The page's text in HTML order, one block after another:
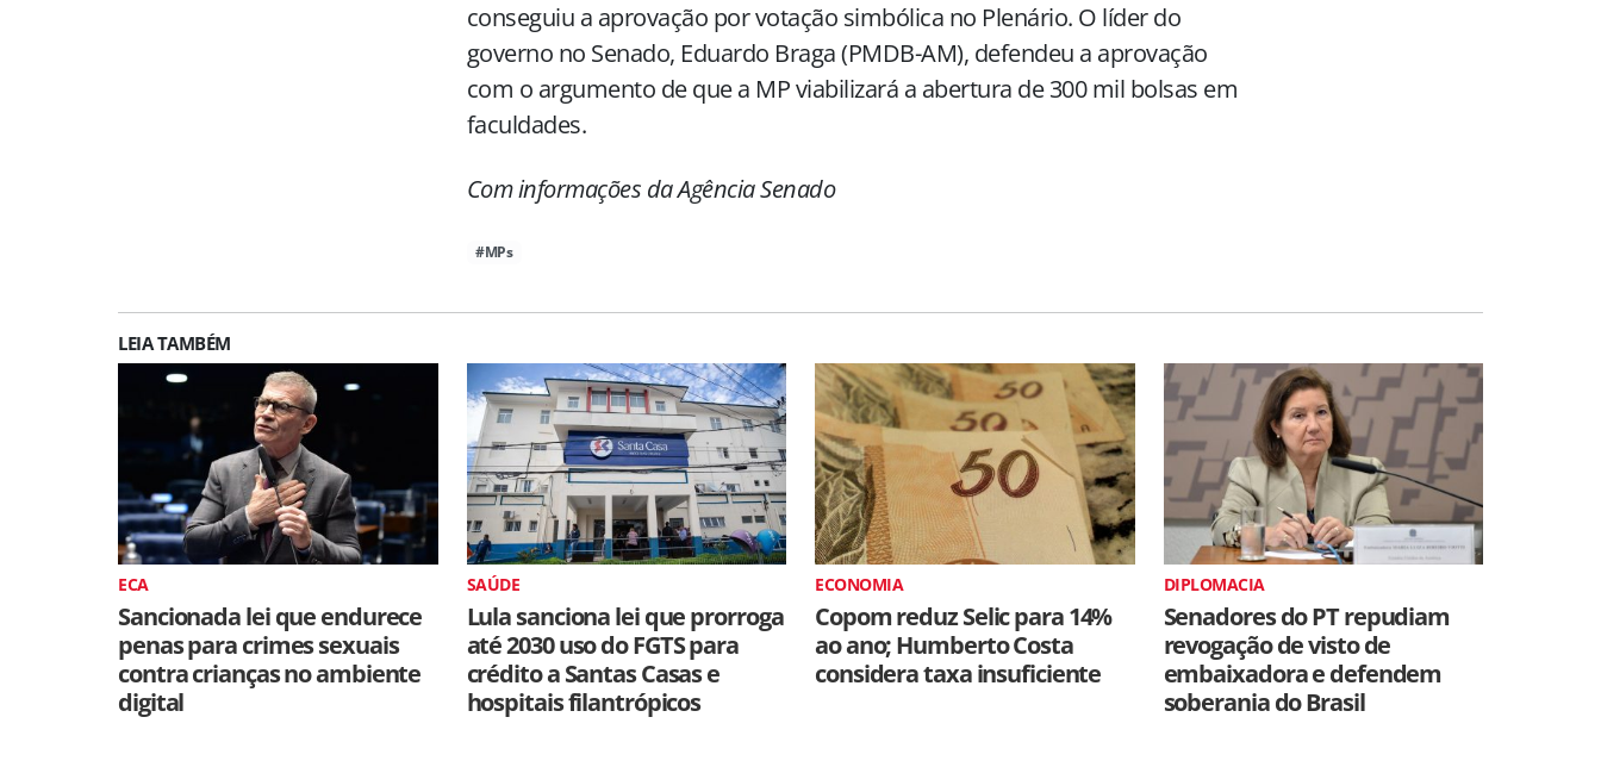
conseguiu a aprovação por votação simbólica no Plenário. O líder do
governo no Senado, Eduardo Braga (PMDB-AM), defendeu a aprovação
com o argumento de que a MP viabilizará a abertura de 300 mil bolsas em
faculdades.
Com informações da Agência Senado
#MPs
LEIA TAMBÉM
ECA
Sancionada lei que endurece
penas para crimes sexuais
contra crianças no ambiente
digital
SAÚDE
Lula sanciona lei que prorroga
até 2030 uso do FGTS para
crédito a Santas Casas e
hospitais filantrópicos
ECONOMIA
Copom reduz Selic para 14%
ao ano; Humberto Costa
considera taxa insuficiente
DIPLOMACIA
Senadores do PT repudiam
revogação de visto de
embaixadora e defendem
soberania do Brasil